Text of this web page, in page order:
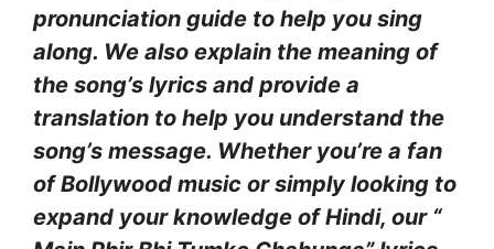
pronunciation guide to help you sing
along. We also explain the meaning of
the song’s lyrics and provide a
translation to help you understand the
song’s message. Whether you’re a fan
of Bollywood music or simply looking to
expand your knowledge of Hindi, our “